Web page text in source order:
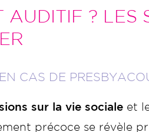
? LES
CAS DE
sur la vie sociale et
précoce se révèle